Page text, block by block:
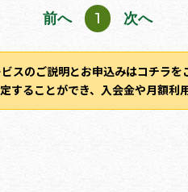
前へ 1 次へ
スのご説明とお申込みはコチラを
することができ、入会金や月額利